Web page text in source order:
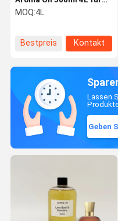
Duftversorgungssystem
MOQ:4L
Bestpreis Kontakt
Lassen
Geben